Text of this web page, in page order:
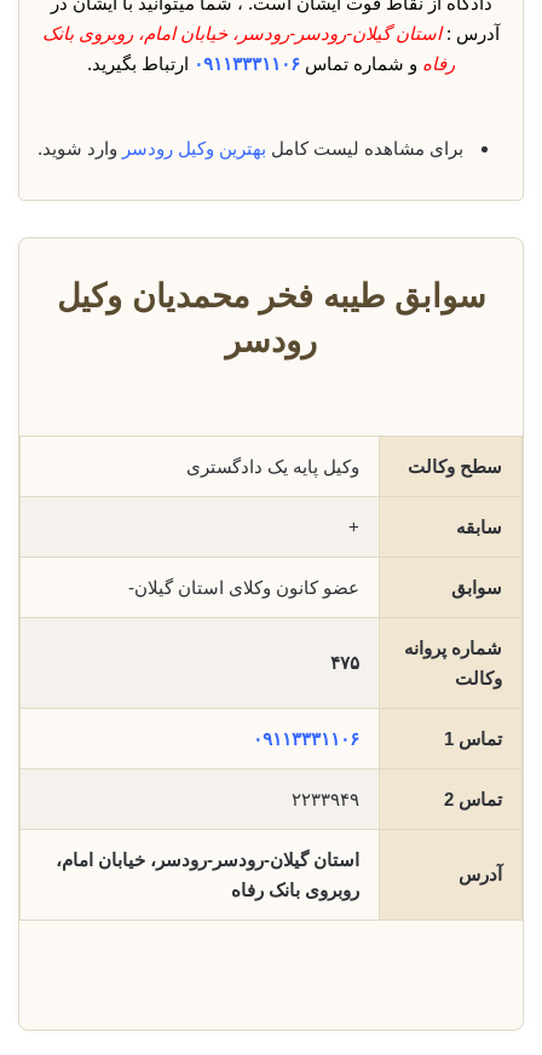
آدرس :استان گیلان-رودسر-رودسر، خیابان امام، روبروی بانک
رفاه و شماره تماس ۰۹۱۱۳۳۳۱۱۰۶ ارتباط بگیرید.
برای مشاهده لیست کامل بهترین وکیل رودسر وارد شوید.
سوابق طیبه فخر محمدیان وکیل
رودسر
سطح وکالت وکیل پایه یک دادگستری
سابقه +
سوابق عضو کانون وکلای استان گیلان-
شماره پروانه
وکالت
۴۷۵
تماس 1 ۰۹۱۱۳۳۳۱۱۰۶
تماس 2 ۲۲۳۳۹۴۹
آدرس
استان گیلان-رودسر-رودسر، خیابان امام،
روبروی بانک رفاه